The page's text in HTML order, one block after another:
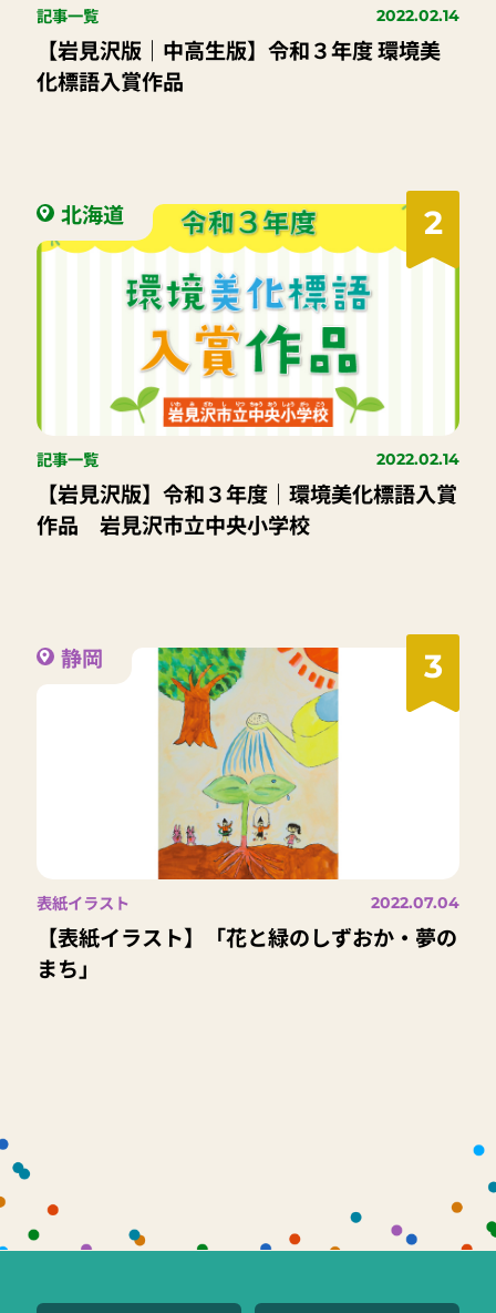
記事一覧 2022.02.14
【岩見沢版｜中高生版】令和３年度 環境美
化標語入賞作品
2
北海道
記事一覧 2022.02.14
【岩見沢版】令和３年度｜環境美化標語入賞
作品 岩見沢市立中央小学校
3
静岡
表紙イラスト 2022.07.04
【表紙イラスト】「花と緑のしずおか・夢の
まち」